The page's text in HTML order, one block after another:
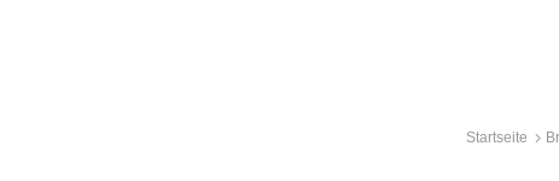
Startseite